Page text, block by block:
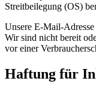
Streitbeilegung (OS)
Unsere E-Mail-
Wir sind nicht bereit
vor einer
Haftung für